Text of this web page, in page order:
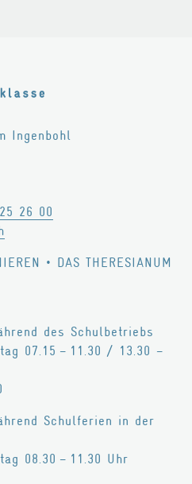
Ingenbohl
26 00
• DAS THERESIANUM
des Schulbetriebs
07.15 – 11.30 / 13.30 –
Schulferien in der
08.30 – 11.30 Uhr